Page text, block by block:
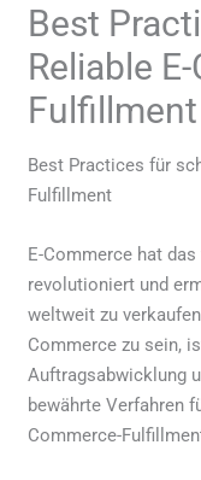
Best
Reliable
Fulfillment
Best Practices für
Fulfillment
E-Commerce hat
revolutioniert und
weltweit zu
Commerce zu sein,
Auftragsabwicklung
bewährte Verfahren
Commerce-